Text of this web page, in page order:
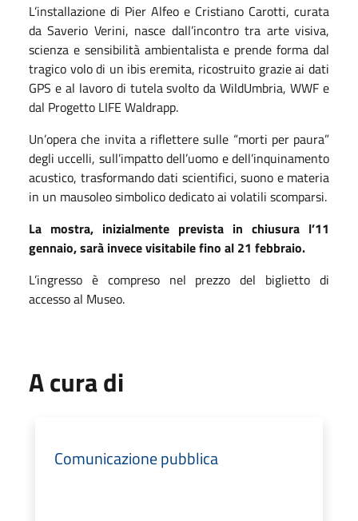
L’installazione di Pier Alfeo e Cristiano Carotti, curata
da Saverio Verini, nasce dall’incontro tra arte visiva,
scienza e sensibilità ambientalista e prende forma dal
tragico volo di un ibis eremita, ricostruito grazie ai dati
GPS e al lavoro di tutela svolto da WildUmbria, WWF e
dal Progetto LIFE Waldrapp.
Un’opera che invita a riflettere sulle “morti per paura”
degli uccelli, sull’impatto dell’uomo e dell’inquinamento
acustico, trasformando dati scientifici, suono e materia
in un mausoleo simbolico dedicato ai volatili scomparsi.
La mostra, inizialmente prevista in chiusura l’11
gennaio, sarà invece visitabile fino al 21 febbraio.
L’ingresso è compreso nel prezzo del biglietto di
accesso al Museo.
A cura di
Comunicazione pubblica